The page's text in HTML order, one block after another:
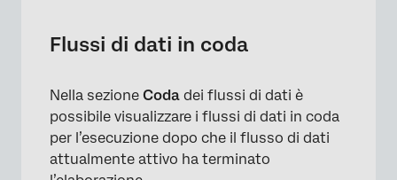
Flussi di dati in coda
Nella sezione Coda dei flussi di dati è
possibile visualizzare i flussi di dati in coda
per l’esecuzione dopo che il flusso di dati
attualmente attivo ha terminato